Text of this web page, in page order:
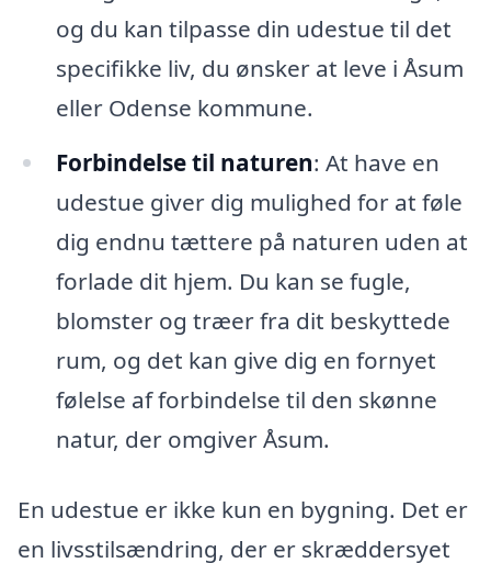
og du kan tilpasse din udestue til det
specifikke liv, du ønsker at leve i Åsum
eller Odense kommune.
Forbindelse til naturen: At have en
udestue giver dig mulighed for at føle
dig endnu tættere på naturen uden at
forlade dit hjem. Du kan se fugle,
blomster og træer fra dit beskyttede
rum, og det kan give dig en fornyet
følelse af forbindelse til den skønne
natur, der omgiver Åsum.
En udestue er ikke kun en bygning. Det er
en livsstilsændring, der er skræddersyet